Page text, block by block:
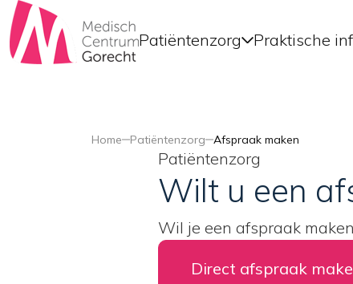
Patiëntenzorg Praktische
Home Patiëntenzorg Afspraak maken
Patiëntenzorg
Wilt u een
Wil je een afspraak
Direct afspraak